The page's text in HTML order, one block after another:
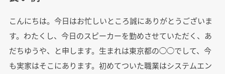
こんにちは。今日はお忙しいところ誠にありがとうございま
す。わたくし、今日のスピーカーを勤めさせていただく、あ
だちゆうや、と申します。生まれは東京都の◯◯でして、今
も実家はそこにあります。初めてついた職業はシステムエン